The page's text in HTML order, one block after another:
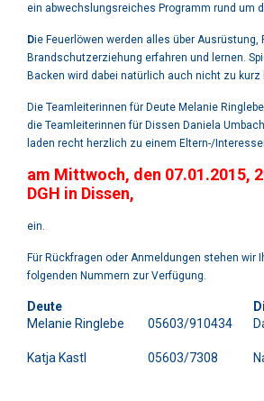
ein abwechslungsreiches Programm rund um
Die Feuerlöwen werden alles über Ausrüstung,
Brandschutzerziehung erfahren und lernen.
Backen wird dabei natürlich auch nicht zu kurz
Die Teamleiterinnen für Deute Melanie
die Teamleiterinnen für Dissen Daniela
laden recht herzlich zu einem Eltern-/
am Mittwoch, den 07.01.2015,
DGH in Dissen,
ein.
Für Rückfragen oder Anmeldungen stehen wir
folgenden Nummern zur Verfügung.
Deute
Melanie Ringlebe
05603/910434
Katja Kastl 05603/7308